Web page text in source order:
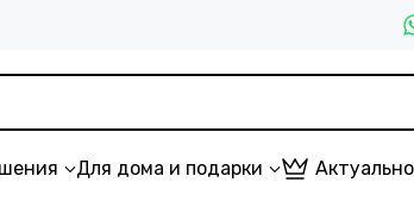
Для дома и подарки Актуально